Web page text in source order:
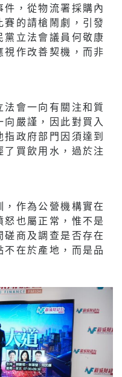
，從物流署採購內
的請槍鬧劇，引發
黨立法會議員何敬康
視作改善契機，而非
會一向有關注和質
嚴謹，因此對買入
政府部門因須達到
買飲用水，過於注
作為公營機構實在
也屬正常，惟不是
商及調查是否存在
在於產地，而是品